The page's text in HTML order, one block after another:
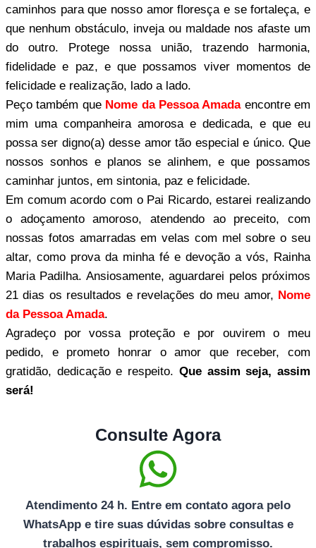
caminhos para que nosso amor floresça e se fortaleça, e
que nenhum obstáculo, inveja ou maldade nos afaste um
do outro. Protege nossa união, trazendo harmonia,
fidelidade e paz, e que possamos viver momentos de
felicidade e realização, lado a lado.
Peço também que Nome da Pessoa Amadaencontre em
mim uma companheira amorosa e dedicada, e que eu
possa ser digno(a) desse amor tão especial e único. Que
nossos sonhos e planos se alinhem, e que possamos
caminhar juntos, em sintonia, paz e felicidade.
Em comum acordo com o Pai Ricardo, estarei realizando
o adoçamento amoroso, atendendo ao preceito, com
nossas fotos amarradas em velas com mel sobre o seu
altar, como prova da minha fé e devoção a vós, Rainha
Maria Padilha. Ansiosamente, aguardarei pelos próximos
21 dias os resultados e revelações do meu amor, Nome
da Pessoa Amada.
Agradeço por vossa proteção e por ouvirem o meu
pedido, e prometo honrar o amor que receber, com
gratidão, dedicação e respeito. Que assim seja, assim
será!
Consulte Agora
Atendimento 24 h. Entre em contato agora pelo
WhatsApp e tire suas dúvidas sobre consultas e
trabalhos espirituais, sem compromisso.